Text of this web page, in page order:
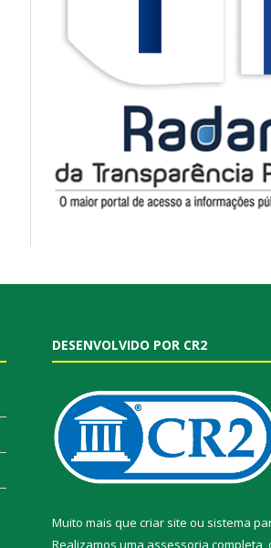
DESENVOLVIDO POR CR2
Muito mais que criar site ou sistema
Realizamos uma assessoria completa,